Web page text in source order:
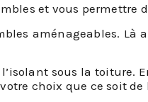
et vous
aménageables. Là
sous la toiture.
choix que ce soit